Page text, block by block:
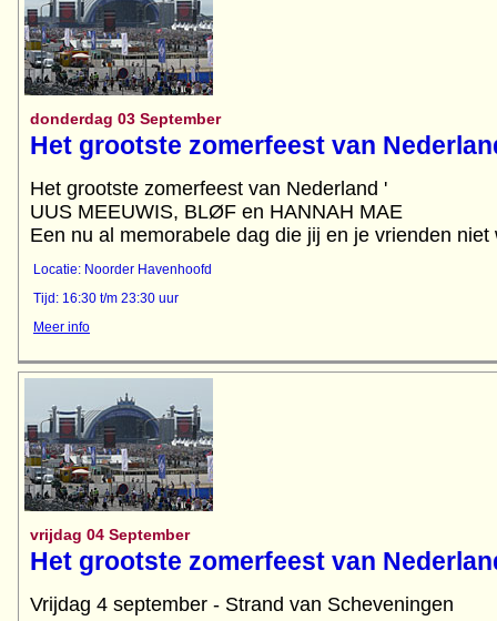
donderdag 03 September
Het grootste zomerfeest van
Het grootste zomerfeest van Nederland '
UUS MEEUWIS, BLØF en HANNAH MAE
Een nu al memorabele dag die jij en je vrienden niet
Locatie: Noorder Havenhoofd
Tijd: 16:30 t/m 23:30 uur
Meer info
vrijdag 04 September
Het grootste zomerfeest van
Vrijdag 4 september - Strand van Scheveningen